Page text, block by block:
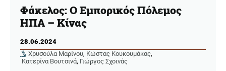
Φάκελος: Ο Εμπορικός Πόλεμος
ΗΠΑ – Κίνας
28.06.2024
Χρυσούλα Μαρίνου, Κώστας Κουκουμάκας,
Κατερίνα Βουτσινά, Γιώργος Σχοινάς